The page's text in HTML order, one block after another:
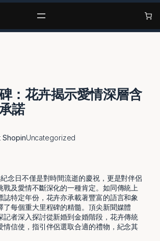
：花卉揭示愛情深層含
諾
ShopinUncategorized
念日不僅是對時間流逝的慶祝，更是對伴侶
戰及愛情不斷深化的一種肯定。如同傳統上
誌特定年份，花卉亦承載著豐富的語言和象
了每個重大里程碑的精髓。頂尖新聞媒體
記者深入探討從新婚到金婚階段，花卉傳統
情信使，指引伴侶選取合適的禮物，紀念其